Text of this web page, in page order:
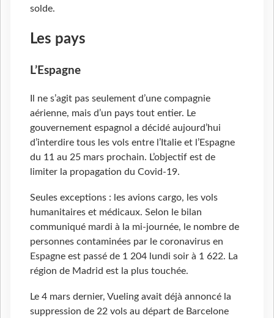
solde.
Les pays
L’Espagne
Il ne s’agit pas seulement d’une compagnie
aérienne, mais d’un pays tout entier. Le
gouvernement espagnol a décidé aujourd’hui
d’interdire tous les vols entre l’Italie et l’Espagne
du 11 au 25 mars prochain. L’objectif est de
limiter la propagation du Covid-19.
Seules exceptions : les avions cargo, les vols
humanitaires et médicaux. Selon le bilan
communiqué mardi à la mi-journée, le nombre de
personnes contaminées par le coronavirus en
Espagne est passé de 1 204 lundi soir à 1 622. La
région de Madrid est la plus touchée.
Le 4 mars dernier, Vueling avait déjà annoncé la
suppression de 22 vols au départ de Barcelone